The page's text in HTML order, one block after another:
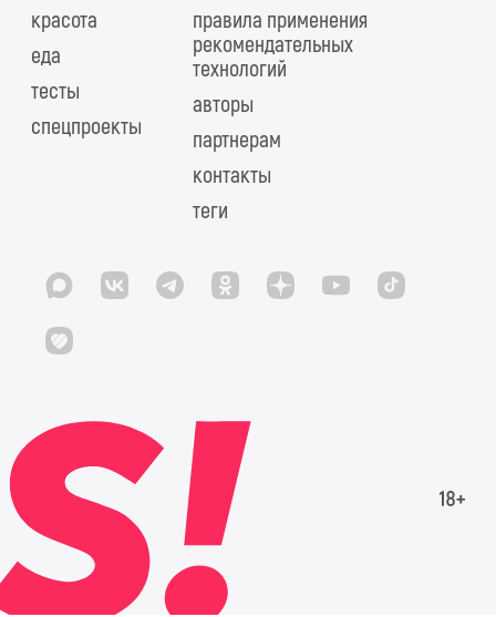
красота
еда
тесты
спецпроекты
правила применения
рекомендательных
технологий
авторы
партнерам
контакты
теги